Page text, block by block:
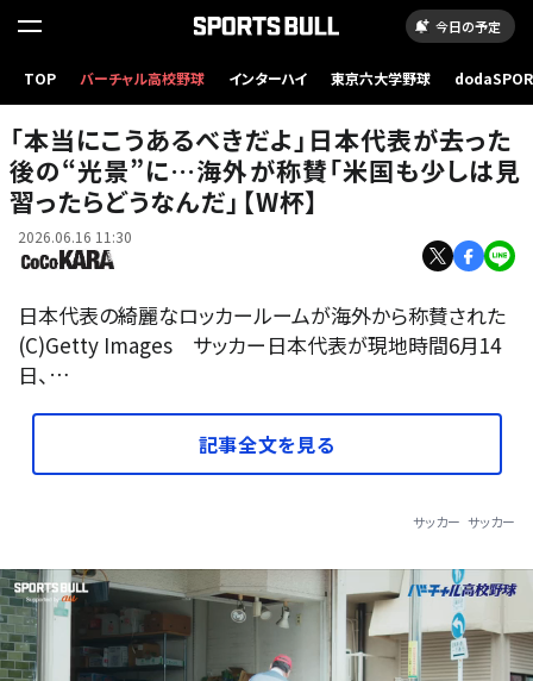
今日の予定
TOP バーチャル高校野球 インターハイ 東京六大学野球
「本当にこうあるべきだよ」日本代表が去った
後の“光景”に…海外が称賛「米国も少しは見
習ったらどうなんだ」【W杯】
2026.06.16 11:30
日本代表の綺麗なロッカールームが海外から称賛された
(C)Getty Images サッカー日本代表が現地時間6月14
日、…
記事全文を見る
サッカー サッカー